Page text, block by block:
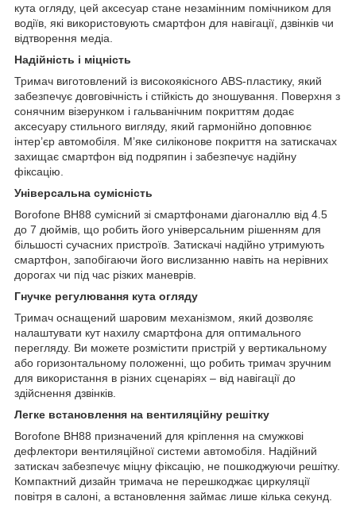
кута огляду, цей аксесуар стане незамінним помічником для
водіїв, які використовують смартфон для навігації, дзвінків чи
відтворення медіа.
Надійність і міцність
Тримач виготовлений із високоякісного ABS-пластику, який
забезпечує довговічність і стійкість до зношування. Поверхня з
сонячним візерунком і гальванічним покриттям додає
аксесуару стильного вигляду, який гармонійно доповнює
інтер’єр автомобіля. М’яке силіконове покриття на затискачах
захищає смартфон від подряпин і забезпечує надійну
фіксацію.
Універсальна сумісність
Borofone BH88 сумісний зі смартфонами діагоналлю від 4.5
до 7 дюймів, що робить його універсальним рішенням для
більшості сучасних пристроїв. Затискачі надійно утримують
смартфон, запобігаючи його вислизанню навіть на нерівних
дорогах чи під час різких маневрів.
Гнучке регулювання кута огляду
Тримач оснащений шаровим механізмом, який дозволяє
налаштувати кут нахилу смартфона для оптимального
перегляду. Ви можете розмістити пристрій у вертикальному
або горизонтальному положенні, що робить тримач зручним
для використання в різних сценаріях – від навігації до
здійснення дзвінків.
Легке встановлення на вентиляційну решітку
Borofone BH88 призначений для кріплення на смужкові
дефлектори вентиляційної системи автомобіля. Надійний
затискач забезпечує міцну фіксацію, не пошкоджуючи решітку.
Компактний дизайн тримача не перешкоджає циркуляції
повітря в салоні, а встановлення займає лише кілька секунд.